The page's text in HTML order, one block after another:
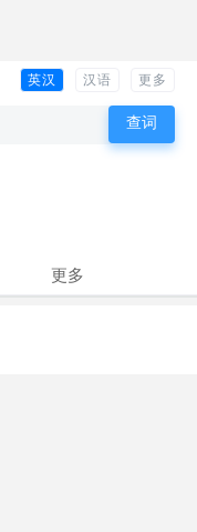
英汉 汉语 更多
更多